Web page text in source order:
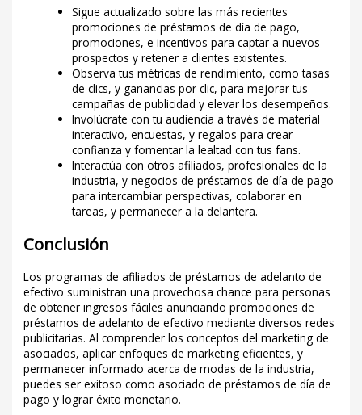
Sigue actualizado sobre las más recientes
promociones de préstamos de día de pago,
promociones, e incentivos para captar a nuevos
prospectos y retener a clientes existentes.
Observa tus métricas de rendimiento, como tasas
de clics, y ganancias por clic, para mejorar tus
campañas de publicidad y elevar los desempeños.
Involúcrate con tu audiencia a través de material
interactivo, encuestas, y regalos para crear
confianza y fomentar la lealtad con tus fans.
Interactúa con otros afiliados, profesionales de la
industria, y negocios de préstamos de día de pago
para intercambiar perspectivas, colaborar en
tareas, y permanecer a la delantera.
Conclusión
Los programas de afiliados de préstamos de adelanto de
efectivo suministran una provechosa chance para personas
de obtener ingresos fáciles anunciando promociones de
préstamos de adelanto de efectivo mediante diversos redes
publicitarias. Al comprender los conceptos del marketing de
asociados, aplicar enfoques de marketing eficientes, y
permanecer informado acerca de modas de la industria,
puedes ser exitoso como asociado de préstamos de día de
pago y lograr éxito monetario.